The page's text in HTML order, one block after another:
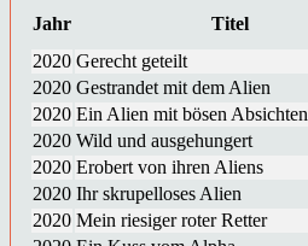
Jahr Titel
2020 Gerecht geteilt
2020 Gestrandet mit dem Alien
2020 Ein Alien mit bösen Absichten
2020 Wild und ausgehungert
2020 Erobert von ihren Aliens
2020 Ihr skrupelloses Alien
2020 Mein riesiger roter Retter